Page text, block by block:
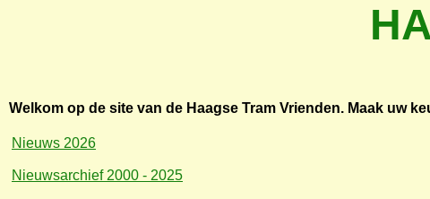
Welkom op de site van de Haagse Tram Vrienden. Maak uw
Nieuws 2026
Nieuwsarchief 2000 - 2025